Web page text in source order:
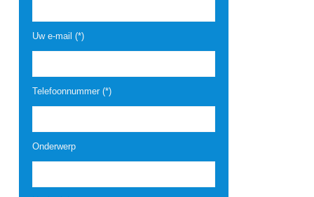
Uw e-mail (*)
Telefoonnummer (*)
Onderwerp